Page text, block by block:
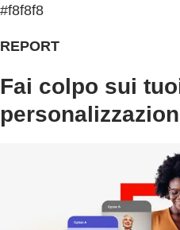
#f8f8f8
REPORT
Fai colpo sui